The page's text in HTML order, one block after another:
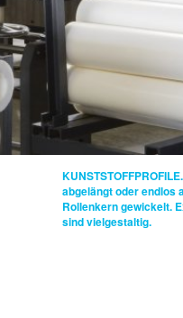
KUNSTSTOFFPROFILE.
abgelängt oder endlos
Rollenkern gewickelt.
sind vielgestaltig.